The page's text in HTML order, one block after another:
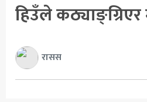
आर्थिक
शिक्षा
हिउँले
रासस